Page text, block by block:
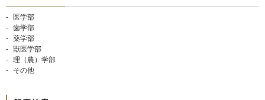
医学部
歯学部
薬学部
獣医学部
理（農）学部
その他